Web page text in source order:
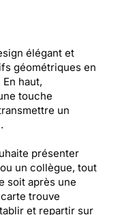
élégant et
géométriques en
haut,
touche
un
présenter
un collègue, tout
soit après une
trouve
et repartir sur